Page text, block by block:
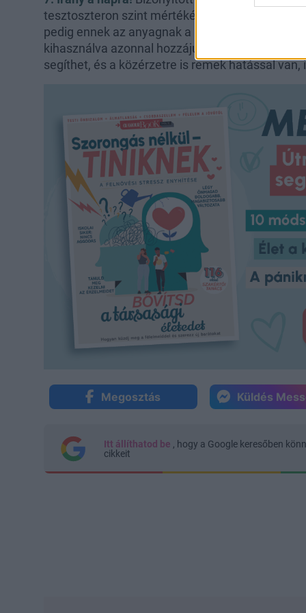
tesztoszteron szint mértékéhez. Ennek hiánya
pedig ennek az anyagnak a bevitele talán a
kihasználva azonnal hozzájuthatunk. Minden
segíthet, és a közérzetre is remek hatással
Megosztás Küldés
Itt állíthatod be , hogy a Google keresőben
cikkeit